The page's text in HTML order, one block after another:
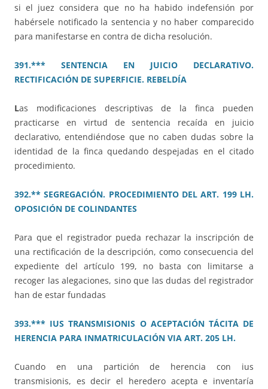
si el juez considera que no ha habido indefensión por
habérsele notificado la sentencia y no haber comparecido
para manifestarse en contra de dicha resolución.
391.*** SENTENCIA EN JUICIO DECLARATIVO.
RECTIFICACIÓN DE SUPERFICIE. REBELDÍA
Las modificaciones descriptivas de la finca pueden
practicarse en virtud de sentencia recaída en juicio
declarativo, entendiéndose que no caben dudas sobre la
identidad de la finca quedando despejadas en el citado
procedimiento.
392.** SEGREGACIÓN. PROCEDIMIENTO DEL ART. 199 LH.
OPOSICIÓN DE COLINDANTES
Para que el registrador pueda rechazar la inscripción de
una rectificación de la descripción, como consecuencia del
expediente del artículo 199, no basta con limitarse a
recoger las alegaciones, sino que las dudas del registrador
han de estar fundadas
393.*** IUS TRANSMISIONIS O ACEPTACIÓN TÁCITA DE
HERENCIA PARA INMATRICULACIÓN VIA ART. 205 LH.
Cuando en una partición de herencia con ius
transmisionis, es decir el heredero acepta e inventaría